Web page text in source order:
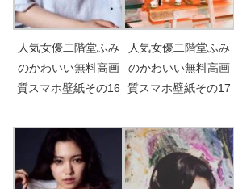
人気女優二階堂ふみ
のかわいい無料高画
質スマホ壁紙その16
人気女優二階堂ふみ
のかわいい無料高画
質スマホ壁紙その17